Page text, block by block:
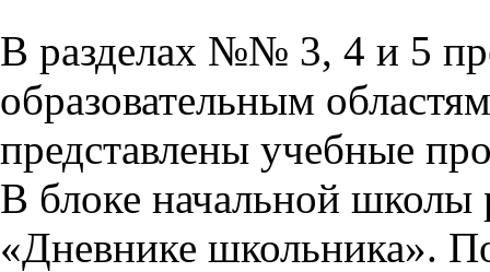
В разделах №№ 3, 4 и 5
образовательным
представлены учебные
В блоке начальной школы
«Дневнике школьника».